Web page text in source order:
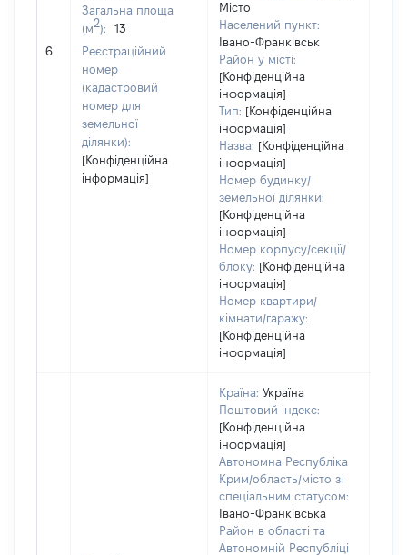
6
Загальна площа
(м2):
13
Реєстраційний
номер
(кадастровий
номер для
земельної
ділянки):
[Конфіденційна
інформація]
Місто
Населений пункт:
Івано-Франківськ
Район у місті:
[Конфіденційна
інформація]
Тип: [Конфіденційна
інформація]
Назва: [Конфіденційна
інформація]
Номер будинку/
земельної ділянки:
[Конфіденційна
інформація]
Номер корпусу/секції/
блоку: [Конфіденційна
інформація]
Номер квартири/
кімнати/гаражу:
[Конфіденційна
інформація]
Країна: Україна
Поштовий індекс:
[Конфіденційна
інформація]
Автономна Республіка
Крим/область/місто зі
спеціальним статусом:
Івано-Франківська
Район в області та
Автономній Республіці